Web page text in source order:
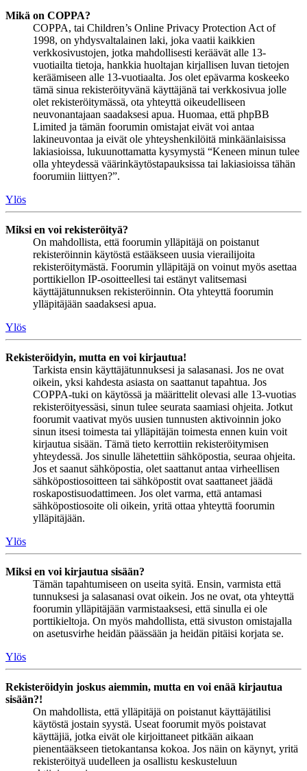
Mikä on COPPA?
COPPA, tai Children’s Online Privacy Protection Act of
1998, on yhdysvaltalainen laki, joka vaatii kaikkien
verkkosivustojen, jotka mahdollisesti keräävät alle 13-
vuotiailta tietoja, hankkia huoltajan kirjallisen luvan tietojen
keräämiseen alle 13-vuotiaalta. Jos olet epävarma koskeeko
tämä sinua rekisteröityvänä käyttäjänä tai verkkosivua jolle
olet rekisteröitymässä, ota yhteyttä oikeudelliseen
neuvonantajaan saadaksesi apua. Huomaa, että phpBB
Limited ja tämän foorumin omistajat eivät voi antaa
lakineuvontaa ja eivät ole yhteyshenkilöitä minkäänlaisissa
lakiasioissa, lukuunottamatta kysymystä “Keneen minun tulee
olla yhteydessä väärinkäytöstapauksissa tai lakiasioissa tähän
foorumiin liittyen?”.
Ylös
Miksi en voi rekisteröityä?
On mahdollista, että foorumin ylläpitäjä on poistanut
rekisteröinnin käytöstä estääkseen uusia vierailijoita
rekisteröitymästä. Foorumin ylläpitäjä on voinut myös asettaa
porttikiellon IP-osoitteellesi tai estänyt valitsemasi
käyttäjätunnuksen rekisteröinnin. Ota yhteyttä foorumin
ylläpitäjään saadaksesi apua.
Ylös
Rekisteröidyin, mutta en voi kirjautua!
Tarkista ensin käyttäjätunnuksesi ja salasanasi. Jos ne ovat
oikein, yksi kahdesta asiasta on saattanut tapahtua. Jos
COPPA-tuki on käytössä ja määrittelit olevasi alle 13-vuotias
rekisteröityessäsi, sinun tulee seurata saamiasi ohjeita. Jotkut
foorumit vaativat myös uusien tunnusten aktivoinnin joko
sinun itsesi toimesta tai ylläpitäjän toimesta ennen kuin voit
kirjautua sisään. Tämä tieto kerrottiin rekisteröitymisen
yhteydessä. Jos sinulle lähetettiin sähköpostia, seuraa ohjeita.
Jos et saanut sähköpostia, olet saattanut antaa virheellisen
sähköpostiosoitteen tai sähköpostit ovat saattaneet jäädä
roskapostisuodattimeen. Jos olet varma, että antamasi
sähköpostiosoite oli oikein, yritä ottaa yhteyttä foorumin
ylläpitäjään.
Ylös
Miksi en voi kirjautua sisään?
Tämän tapahtumiseen on useita syitä. Ensin, varmista että
tunnuksesi ja salasanasi ovat oikein. Jos ne ovat, ota yhteyttä
foorumin ylläpitäjään varmistaaksesi, että sinulla ei ole
porttikieltoja. On myös mahdollista, että sivuston omistajalla
on asetusvirhe heidän päässään ja heidän pitäisi korjata se.
Ylös
Rekisteröidyin joskus aiemmin, mutta en voi enää kirjautua
sisään?!
On mahdollista, että ylläpitäjä on poistanut käyttäjätilisi
käytöstä jostain syystä. Useat foorumit myös poistavat
käyttäjiä, jotka eivät ole kirjoittaneet pitkään aikaan
pienentääkseen tietokantansa kokoa. Jos näin on käynyt, yritä
rekisteröityä uudelleen ja osallistu keskusteluun